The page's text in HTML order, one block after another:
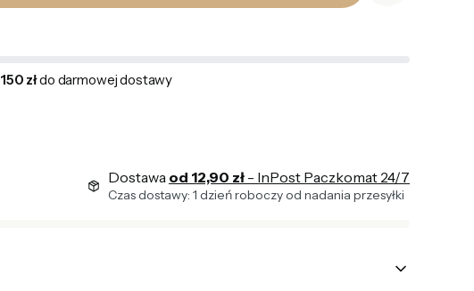
150 złdo darmowej dostawy
Dostawa od 12,90 zł - InPost Paczkomat 24/7
Czas dostawy: 1 dzień roboczy od nadania przesyłki